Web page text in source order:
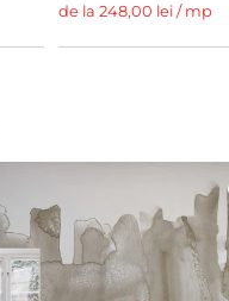
de la 248,00 lei / mp